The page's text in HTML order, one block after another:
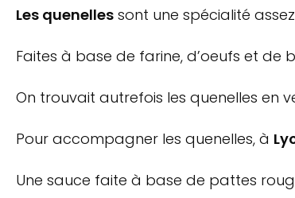
Les quenelles sont une spécialité
Faites à base de farine, d’oeufs et de
On trouvait autrefois les quenelles en
Pour accompagner les quenelles, à
Une sauce faite à base de pattes